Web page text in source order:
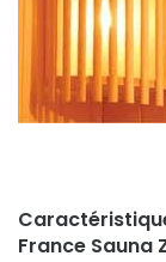
France Sauna